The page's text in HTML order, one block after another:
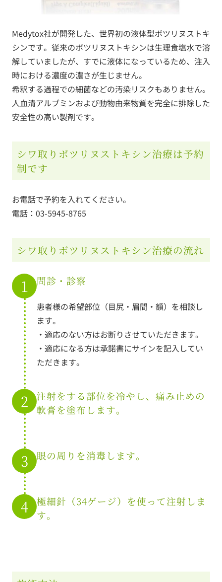
Medytox社が開発した、世界初の液体型ボツリヌストキ
シンです。従来のボツリヌストキシンは生理食塩水で溶
解していましたが、すでに液体になっているため、注入
時における濃度の濃さが生じません。
希釈する過程での細菌などの汚染リスクもありません。
人血清アルブミンおよび動物由来物質を完全に排除した
安全性の高い製剤です。
シワ取りボツリヌストキシン治療は予約
制です
お電話で予約を入れてください。
電話： 03-5945-8765
シワ取りボツリヌストキシン治療の流れ
1 問診・診察
患者様の希望部位（目尻・眉間・額）を相談し
ます。
・適応のない方はお断りさせていただきます。
・適応になる方は承諾書にサインを記入してい
ただきます。
2
注射をする部位を冷やし、痛み止めの
軟膏を塗布します。
3 眼の周りを消毒します。
4
極細針（34ゲージ）を使って注射しま
す。